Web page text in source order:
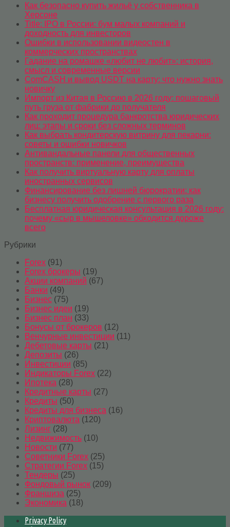
Как безопасно купить жильё у собственника в
Херсоне
Title: IPO в России: бум малых компаний и
доходность для инвесторов
Ошибки в использовании видеостен в
коммерческих пространствах
Гадание на ромашке «любит не любит»: история,
смысл и современные версии
ComCASH и вывод USDT на карту: что нужно знать
новичку
Импорт из Китая в Россию в 2026 году: пошаговый
путь груза от фабрики до получателя
Как проходит процедура банкротства юридических
лиц: этапы и сроки без сложных терминов
Как выбрать кондитерскую витрину для пекарни:
советы и ошибки новичков
Антивандальные панели для общественных
пространств: применение, преимущества
Как получить виртуальную карту для оплаты
иностранных сервисов
Финансирование без лишней бюрократии: как
бизнесу получить одобрение с первого раза
Бесплатная юридическая консультация в 2026 году:
почему «сыр в мышеловке» обходится дороже
всего
Рубрики
Forex (91)
Forex брокеры (19)
Акции компаний (67)
Банки (49)
Бизнес (75)
Бизнес идеи (19)
Бизнес план (33)
Бонусы от брокеров (12)
Венчурные инвестиции (11)
Дебетовые карты (21)
Депозиты (26)
Инвестиции (85)
Индикаторы Forex (22)
Ипотека (28)
Кредитные карты (27)
Кредиты (50)
Кредиты для бизнеса (16)
Криптовалюта (120)
Лизинг (28)
Недвижимость (10)
Новости (77)
Советники Forex (25)
Стратегии Forex (15)
Тендеры (25)
Фондовый рынок (209)
Франшиза (25)
Экономика (18)
Privacy Policy